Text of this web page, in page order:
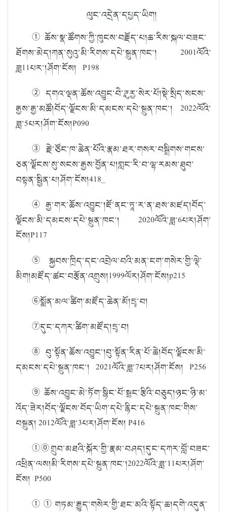
ལུང་འདྲེན་དཔྱད་ཡིག།
① ཆོས་སྣ་ཚོགས་ཀྱི་ཁུངས་བརྗོད་པ།ཆ་རིས་སྐལ་བཟང་
ཐོགས་མེད།ཀན་སུའུ་མི་རིགས་དཔེ་སྐྲུན་ཁང་། 2001ལོའི་
ཟླ11པར་།ཤོག་ངོས། P198
② དགའ་ལྡན་ཆོས་འབྱུང་བཻ་ཌཱུརྱ་སེར་པོ།སྡེ་སྲིད་སངས་
རྒྱས་རྒྱ་མཚོ།བོད་ལྗོངས་མི་དམངས་དཔེ་སྐྲུན་ཁང་། 2022ལོའི་
ཟླ་5པར།ཤོག་ངོས།P090
③ རྗེ་ཙོང་ཁ་ཆེན་པོའི་རྣམ་ཐར་གསར་བསྒྲིགས་གངས་
ཅན་ལྗོངས་སུ་སངས་རྒྱས་བྱོན་པ།གླང་རི་བ་ལྷ་རམས་ཐུབ་
བསྟན་སྦྱིན་པ།ཤོག་ངོས།418_
④ རྒྱ་གར་ཆོས་འབྱུང་།ཇོ་ནང་ཏཱ་ར་ན་ཐས་མཛད།བོད་
ལྗོངས་མི་དམངས་དཔེ་སྐྲུན་ཁང་། 2020ལོའི་ཟླ་6པར།ཤོག་
ངོས།P117
⑤ སྐྱབས་ཁྲིད་དང་འབྲེལ་བའི་མན་ངག་གསེར་གྱི་ལྡེ་
མིག།མཛོད་ཚང་བརྩོན་འགྲུས།1999ལོར།ཤོག་ངོས།p215
⑥སྨོན་མལ་ཚིག་མཛོད་ཆེན་མོ།དྲྭ་བ།
⑦དུང་དཀར་ཚིག་མཛོད།དྲྭ་བ།
⑧ བུ་སྟོན་ཆོས་འབྱུང་།བུ་སྟོན་རིན་པོ་ཆེ།བོད་ལྗོངས་མི་
དམངས་དཔེ་སྐྲུན་ཁང་། 2021ལོའི་ཟླ་7པར།ཤོག་ངོས། P256
⑨ ཆོས་འབྱུང་མེ་ཏོག་སྙིང་པོ་སྦྲང་རྩིའི་བཅུད།ཉང་ཉི་མ་
འོད་ཟེར།བོད་ལྗོངས་བོད་ཡིག་དཔེ་རྙིང་དཔེ་སྐྲུན་ཁང་གིས་
བསྐྲུན། 2012ལོའི་ཟླ་3པར།ཤོག་ངོས། P416
①⓪གྲུབ་མཐའི་སྐོར་གྱི་རྣམ་བཤད།དུང་དཀར་བློ་བཟང་
འཕྲིན་ལས།མི་རིགས་དཔེ་སྐྲུན་ཁང་།2022ལོའི་ཟླ་11པར།ཤོག་
ངོས། P500
①① གཏམ་རྒྱུད་གསེར་གྱི་ཐང་མའི་སྟོད་ཆ།དགེ་འདུན་